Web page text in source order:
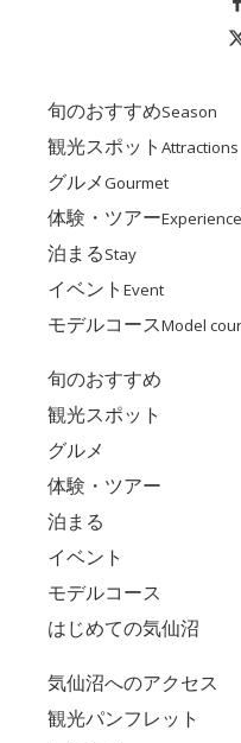
旬のおすすめSeason
観光スポット Attractions
グルメGourmet
体験・ツアー
泊まるStay
イベント Event
モデルコースModel
旬のおすすめ
観光スポット
グルメ
体験・ツアー
泊まる
イベント
モデルコース
はじめての気仙沼
気仙沼へのアクセス
観光パンフレット